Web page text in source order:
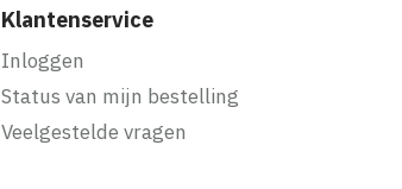
Klantenservice
Inloggen
Status van mijn bestelling
Veelgestelde vragen